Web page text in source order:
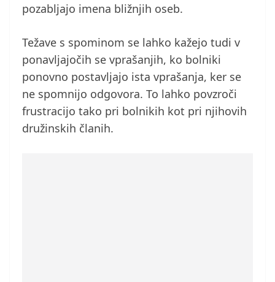
pozabljajo imena bližnjih oseb.
Težave s spominom se lahko kažejo tudi v
ponavljajočih se vprašanjih, ko bolniki
ponovno postavljajo ista vprašanja, ker se
ne spomnijo odgovora. To lahko povzroči
frustracijo tako pri bolnikih kot pri njihovih
družinskih članih.